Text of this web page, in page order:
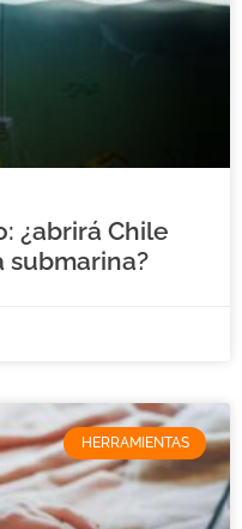
¿abrirá Chile
submarina?
HERRAMIENTAS